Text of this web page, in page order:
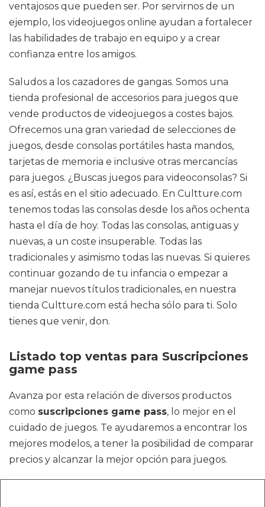
ventajosos que pueden ser. Por servirnos de un
ejemplo, los videojuegos online ayudan a fortalecer
las habilidades de trabajo en equipo y a crear
confianza entre los amigos.
Saludos a los cazadores de gangas. Somos una
tienda profesional de accesorios para juegos que
vende productos de videojuegos a costes bajos.
Ofrecemos una gran variedad de selecciones de
juegos, desde consolas portátiles hasta mandos,
tarjetas de memoria e inclusive otras mercancías
para juegos. ¿Buscas juegos para videoconsolas? Si
es así, estás en el sitio adecuado. En Cultture.com
tenemos todas las consolas desde los años ochenta
hasta el día de hoy. Todas las consolas, antiguas y
nuevas, a un coste insuperable. Todas las
tradicionales y asimismo todas las nuevas. Si quieres
continuar gozando de tu infancia o empezar a
manejar nuevos títulos tradicionales, en nuestra
tienda Cultture.com está hecha sólo para ti. Solo
tienes que venir, don.
Listado top ventas para Suscripciones
game pass
Avanza por esta relación de diversos productos
como suscripciones game pass, lo mejor en el
cuidado de juegos. Te ayudaremos a encontrar los
mejores modelos, a tener la posibilidad de comparar
precios y alcanzar la mejor opción para juegos.